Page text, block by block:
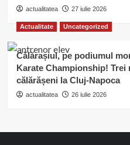
actualitatea 27 iulie 2026
Actualitate Uncategorized
Călărașiul, pe podiumul
Karate Championship!
călărășeni la Cluj-Napoca
actualitatea 26 iulie 2026